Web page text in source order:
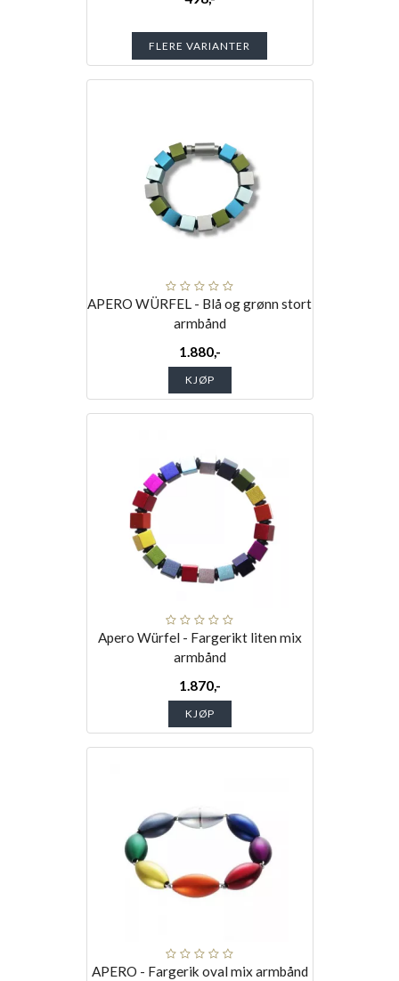
FLERE VARIANTER
APERO WÜRFEL - Blå og grønn stort
armbånd
1.880,-
KJØP
Apero Würfel - Fargerikt liten mix
armbånd
1.870,-
KJØP
APERO - Fargerik oval mix armbånd